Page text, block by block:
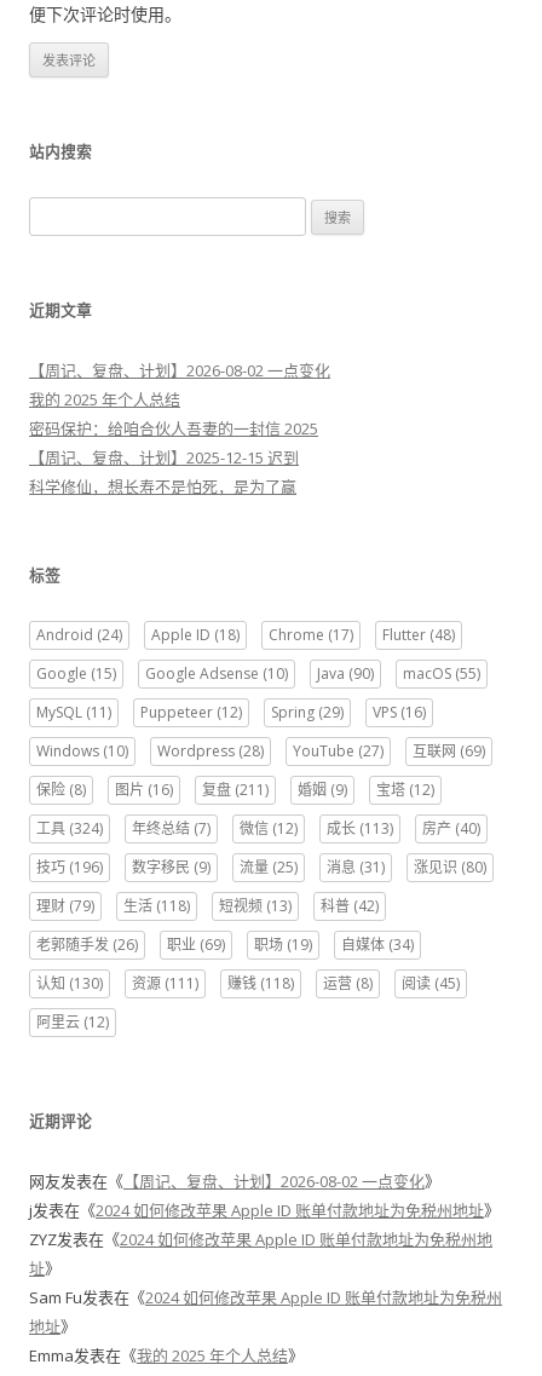
便下次评论时使用。
站内搜索
索
近期文章
【周记、复盘、计划】2026-08-02 一点变化
我的 2025 年个人总结
密码保护：给咱合伙人吾妻的一封信 2025
【周记、复盘、计划】2025-12-15 迟到
科学修仙，想长寿不是怕死，是为了赢
标签
Android (24) Apple ID (18) Chrome (17) Flutter (48)
Google (15) Google Adsense (10) Java (90) macOS (55)
MySQL (11) Puppeteer (12) Spring (29) VPS (16)
Windows (10) Wordpress (28) YouTube (27) 互联网 (69)
保险 (8) 图片 (16) 复盘 (211) 婚姻 (9) 宝塔 (12)
工具 (324) 年终总结 (7) 微信 (12) 成长 (113) 房产 (40)
技巧 (196) 数字移民 (9) 流量 (25) 消息 (31) 涨见识 (80)
理财 (79) 生活 (118) 短视频 (13) 科普 (42)
老郭随手发 (26) 职业 (69) 职场 (19) 自媒体 (34)
认知 (130) 资源 (111) 赚钱 (118) 运营 (8) 阅读 (45)
阿里云 (12)
近期评论
网友发表在《 【周记、复盘、计划】2026-08-02 一点变化》
j发表在《2024 如何修改苹果 Apple ID 账单付款地址为免税州地址》
ZYZ发表在《2024 如何修改苹果 Apple ID 账单付款地址为免税州地
址》
Sam Fu发表在《2024 如何修改苹果 Apple ID 账单付款地址为免税州
地址》
Emma发表在《我的 2025 年个人总结》